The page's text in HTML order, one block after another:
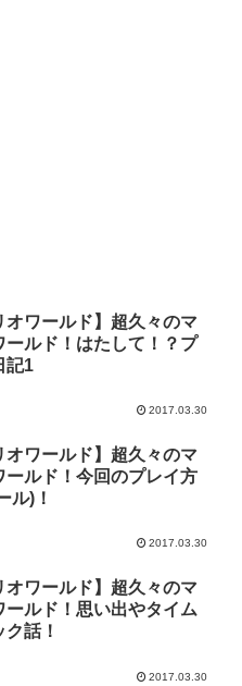
オワールド】超久々のマ
ールド！はたして！？プ
記1
2017.03.30
オワールド】超久々のマ
ールド！今回のプレイ方
ル)！
2017.03.30
オワールド】超久々のマ
ールド！思い出やタイム
話！
2017.03.30